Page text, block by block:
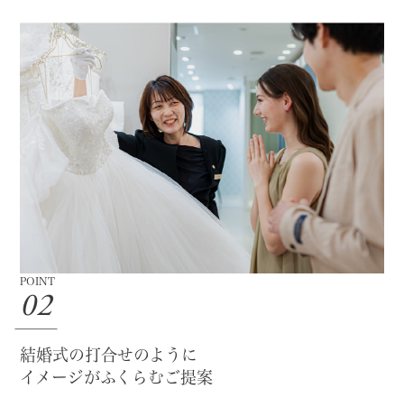
POINT
02
結婚式の打合せのように
イメージがふくらむご提案